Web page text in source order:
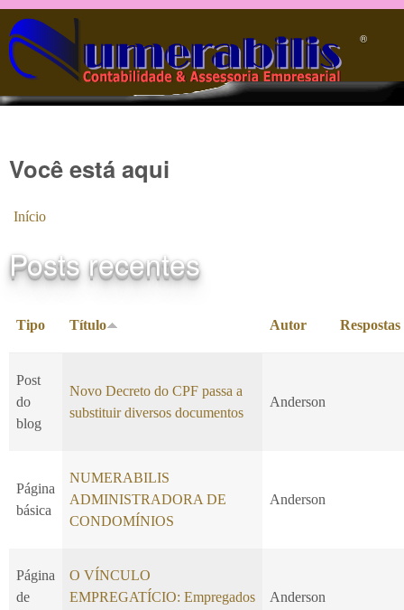
Pular para o conteúdo principal
®️
Você está aqui
Início
Posts recentes
Tipo Título Autor Respostas
Post
do
blog
Novo Decreto do CPF passa a
substituir diversos documentos
Anderson
Página
básica
NUMERABILIS
ADMINISTRADORA DE
CONDOMÍNIOS
Anderson
Página
de
O VÍNCULO
EMPREGATÍCIO: Empregados
Anderson